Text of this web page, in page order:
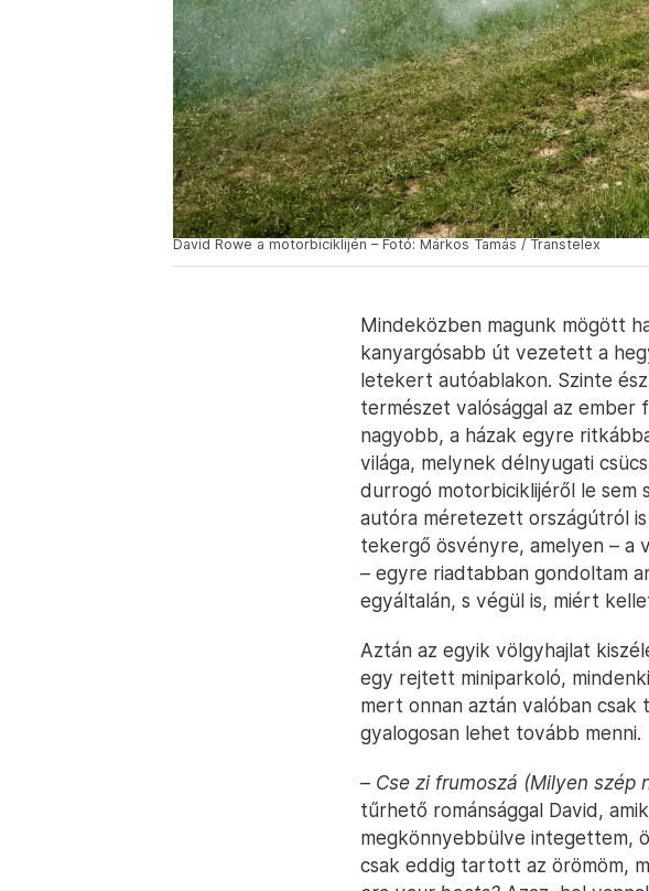
David Rowe a motorbiciklijén – Fotó: Márkos Tamás / Transtelex
Mindeközben magunk mögött
kanyargósabb út vezetett a
letekert autóablakon. Szinte
természet valósággal az
nagyobb, a házak egyre
világa, melynek délnyugati
durrogó motorbiciklijéről le sem
autóra méretezett országútról
tekergő ösvényre, amelyen – a
– egyre riadtabban gondoltam
egyáltalán, s végül is, miért
Aztán az egyik völgyhajlat
egy rejtett miniparkoló,
mert onnan aztán valóban
gyalogosan lehet tovább menni.
– Cse zi frumoszá (Milyen szép
tűrhető románsággal David,
megkönnyebbülve integettem,
csak eddig tartott az örömöm,